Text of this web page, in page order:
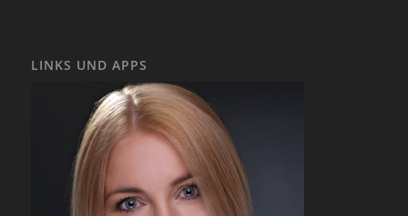
LINKS UND APPS